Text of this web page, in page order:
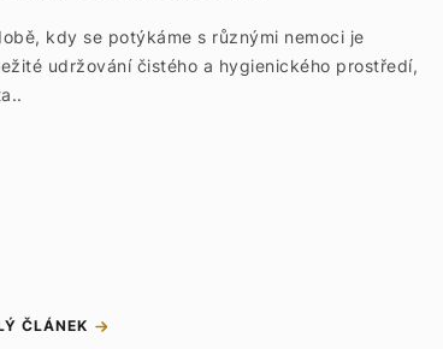
kdy se potýkáme s různými nemoci je
udržování čistého a hygienického prostředí,
ČLÁNEK